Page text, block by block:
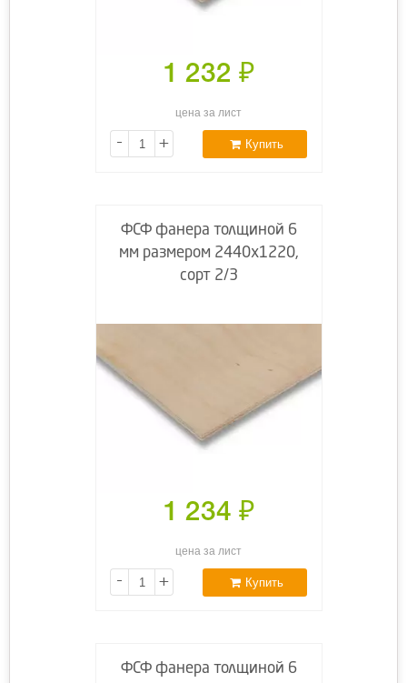
1 232 ₽
цена за лист
- + Купить
ФСФ фанера толщиной 6
мм размером 2440х1220,
сорт 2/3
1 234 ₽
цена за лист
- + Купить
ФСФ фанера толщиной 6